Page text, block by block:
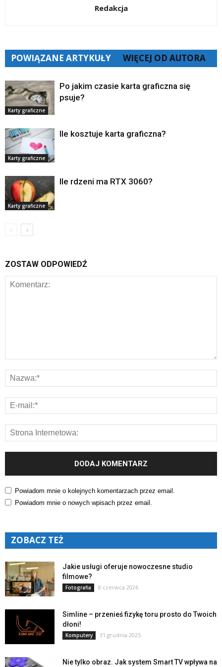
Redakcja
POWIĄZANE ARTYKUŁY WIĘCEJ OD AUTORA
Karty graficzne
Po jakim czasie karta graficzna się
psuje?
Karty graficzne
Ile kosztuje karta graficzna?
Karty graficzne
Ile rdzeni ma RTX 3060?
ZOSTAW ODPOWIEDŹ
Powiadom mnie o kolejnych komentarzach przez email.
Powiadom mnie o nowych wpisach przez email.
ZOBACZ TEŻ
Jakie usługi oferuje nowoczesne studio
filmowe?
Fotografia 8 czerwca 2026
Simline – przenieś fizykę toru prosto do Twoich
dłoni!
Komputery 31 grudnia 2025
Nie tylko obraz. Jak system Smart TV wpływa na